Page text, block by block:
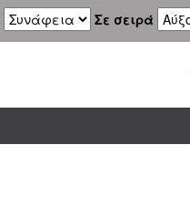
Σε σειρά